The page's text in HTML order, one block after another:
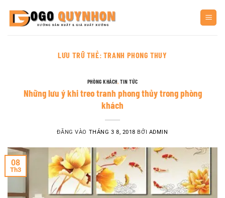
LƯU TRỮ THẺ:TRANH PHONG THUY
PHÒNG KHÁCH,TIN TỨC
Những lưu ý khi treo tranh phong thủy trong phòng
khách
ĐĂNG VÀO THÁNG 3 8, 2018 BỞI ADMIN
08
Th3